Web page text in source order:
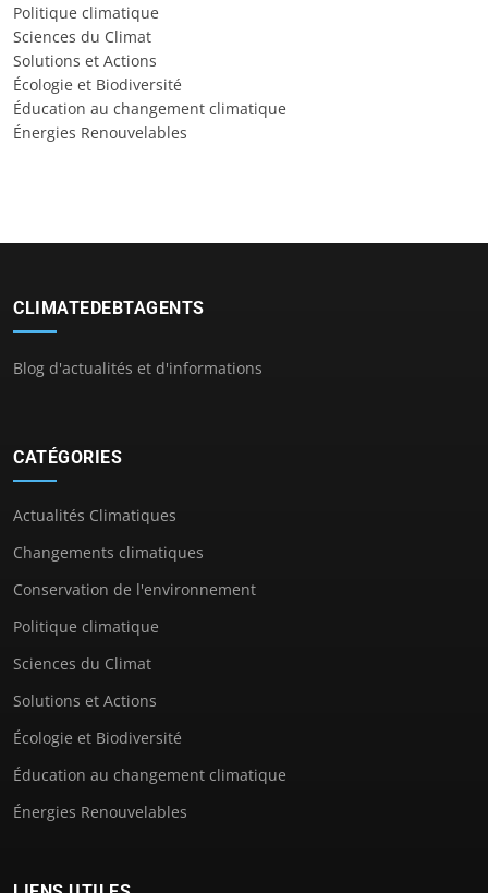
Politique climatique
Sciences du Climat
Solutions et Actions
Écologie et Biodiversité
Éducation au changement climatique
Énergies Renouvelables
CLIMATEDEBTAGENTS
Blog d'actualités et d'informations
CATÉGORIES
Actualités Climatiques
Changements climatiques
Conservation de l'environnement
Politique climatique
Sciences du Climat
Solutions et Actions
Écologie et Biodiversité
Éducation au changement climatique
Énergies Renouvelables